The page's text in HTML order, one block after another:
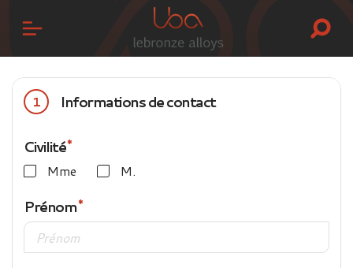
1 Informations de contact
Civilité
Mme M.
Prénom